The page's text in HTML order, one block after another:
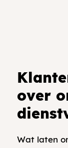
over
Wat laten